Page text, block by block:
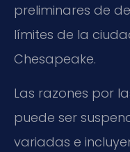
preliminares de
límites de la
Chesapeake.
Las razones por
puede ser
variadas e